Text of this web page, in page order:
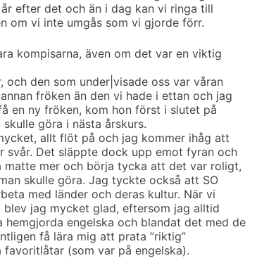
efter det och än i dag kan vi ringa till
om vi inte umgås som vi gjorde förr.
kompisarna, även om det var en viktig
och den som under|visade oss var våran
fröken än den vi hade i ettan och jag
en ny fröken, kom hon först i slutet på
göra i nästa årskurs.
allt flöt på och jag kommer ihåg att
svår. Det släppte dock upp emot fyran och
matte mer och börja tycka att det var roligt,
skulle göra. Jag tyckte också att SO
med länder och deras kultur. När vi
jag mycket glad, eftersom jag alltid
engelska och blandat det med de
få lära mig att prata ”riktig”
(som var på engelska).